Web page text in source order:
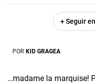
+ Seguir en
POR KID GRAGEA
…madame la marquise!